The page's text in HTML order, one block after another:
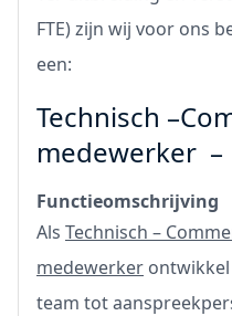
FTE) zijn wij voor ons
een:
Technisch
medewerker –
Functieomschrijving
Als Technisch –
medewerker
team tot